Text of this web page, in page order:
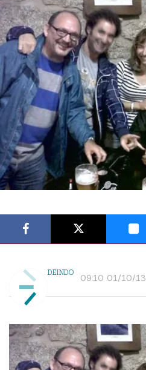
DEINDO 09:10 01/10/13